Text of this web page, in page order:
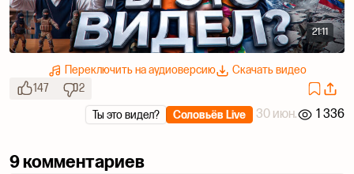
21:11
Переключить на аудиоверсию
Скачать видео
147
2
Соловьёв Live
30 июн. 1 336
Ты это видел?
9 комментариев